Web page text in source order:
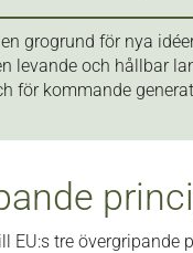
grogrund för nya
och hållbar
för kommande
tre